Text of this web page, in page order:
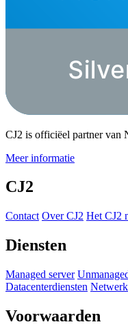
CJ2 is officiëel partner van
Meer informatie
CJ2
Contact Over CJ2 Het CJ2
Diensten
Managed server
Datacenterdiensten
Voorwaarden